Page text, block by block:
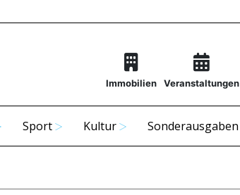
Immobilien Veranstaltungen
Sport Kultur Sonderausgaben